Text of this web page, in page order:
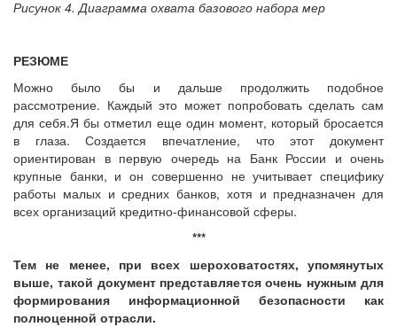
Рисунок 4. Диаграмма охвата базового набора мер
РЕЗЮМЕ
Можно было бы и дальше продолжить подобное
рассмотрение. Каждый это может попробовать сделать сам
для себя.Я бы отметил еще один момент, который бросается
в глаза. Создается впечатление, что этот документ
ориентирован в первую очередь на Банк России и очень
крупные банки, и он совершенно не учитывает специфику
работы малых и средних банков, хотя и предназначен для
всех организаций кредитно-финансовой сферы.
***
Тем не менее, при всех шероховатостях, упомянутых
выше, такой документ представляется очень нужным для
формирования информационной безопасности как
полноценной отрасли.